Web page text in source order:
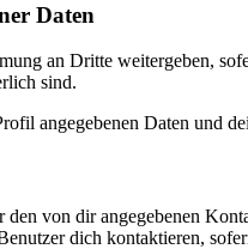
Daten
an Dritte weitergeben,
sind.
angegebenen Daten und
von dir angegebenen
dich kontaktieren,